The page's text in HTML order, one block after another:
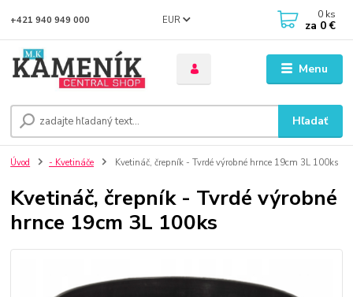
Menu
EUR
Hľadať
+421 940 949 000 0 ks
za 0 €
Úvod - Kvetináče Kvetináč, črepník - Tvrdé výrobné hrnce 19cm 3L 100ks
Kvetináč, črepník - Tvrdé výrobné
hrnce 19cm 3L 100ks